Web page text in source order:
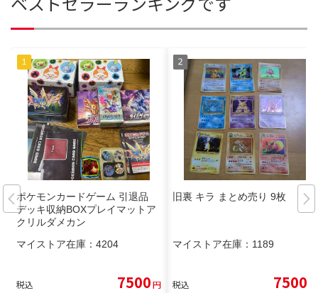
ポケモンカードゲーム 引退品
デッキ収納BOXプレイマットア
クリルダメカン
マイストア在庫： 4204
税込 7500円
旧裏 キラ まとめ売り 9枚
マイストア在庫： 1189
税込 7500